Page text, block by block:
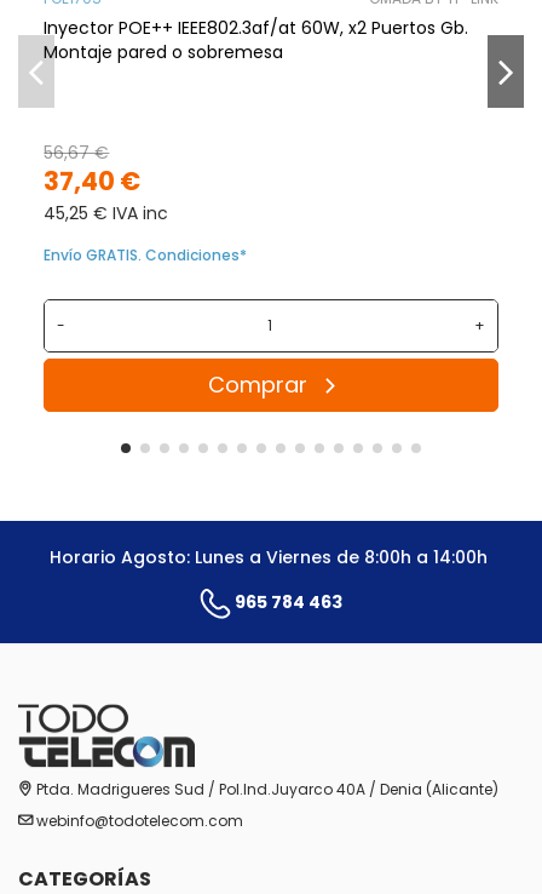
Inyector POE++ IEEE802.3af/at 60W, x2 Puertos Gb.
Montaje pared o sobremesa
37,40 €
56,67 €
45,25 € IVA inc
Envío GRATIS. Condiciones*
- +
Comprar
Horario Agosto: Lunes a Viernes de 8:00h a 14:00h
965 784 463
Ptda. Madrigueres Sud / Pol.Ind.Juyarco 40A / Denia (Alicante)
webinfo@todotelecom.com
CATEGORÍAS